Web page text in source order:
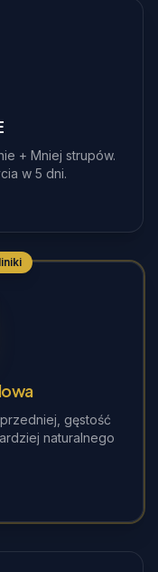
+ Mniej strupów.
w 5 dni.
gęstość
naturalnego